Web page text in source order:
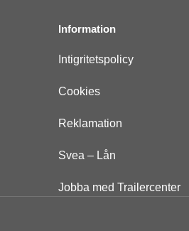
Information
Intigritetspolicy
Cookies
Reklamation
Svea – Lån
Jobba med Trailercenter